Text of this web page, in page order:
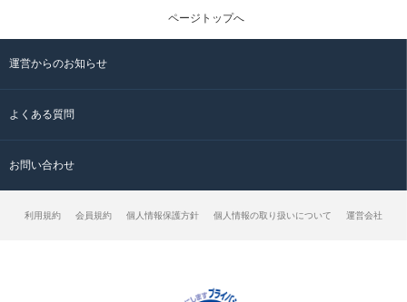
ページトップへ
運営からのお知らせ
よくある質問
お問い合わせ
利用規約 会員規約 個人情報保護方針 個人情報の取り扱いについて 運営会社